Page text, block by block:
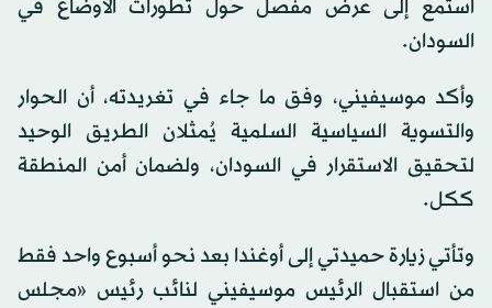
استمع إلى عرض مفصل حول تطورات الأوضاع في
السودان.
وأكد موسيفيني، وفق ما جاء في تغريدته، أن الحوار
والتسوية السياسية السلمية يُمثلان الطريق الوحيد
لتحقيق الاستقرار في السودان، ولضمان أمن المنطقة
ككل.
وتأتي زيارة حميدتي إلى أوغندا بعد نحو أسبوع واحد فقط
من استقبال الرئيس موسيفيني لنائب رئيس «مجلس